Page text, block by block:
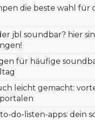
die beste wahl für
jbl soundbar? hier
für häufige
leicht gemacht:
do-listen-apps: dein